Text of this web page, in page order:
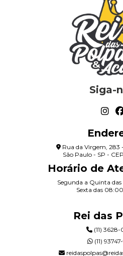
Siga-
Rua da Virgem, 283
São Paulo - SP -
Horário de
Segunda a Quinta
Sexta das
Rei das
(11)
(11)